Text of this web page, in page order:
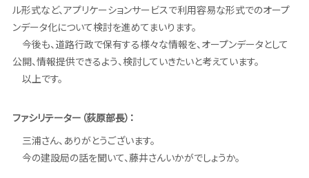
ル形式など、アプリケーションサービスで利用容易な形式でのオープ
ンデータ化について検討を進めてまいります。
今後も、道路行政で保有する様々な情報を、オープンデータとして
公開、情報提供できるよう、検討していきたいと考えています。
以上です。
ファシリテーター（荻原部長）：
三浦さん、ありがとうございます。
今の建設局の話を聞いて、藤井さんいかがでしょうか。